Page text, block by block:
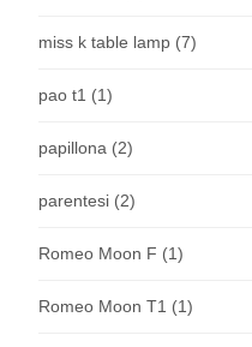
miss k table lamp (7)
pao t1 (1)
papillona (2)
parentesi (2)
Romeo Moon F (1)
Romeo Moon T1 (1)